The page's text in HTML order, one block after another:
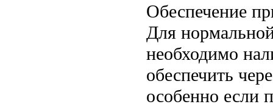
Обеспечение
Для
необходимо
обеспечить
особенно если